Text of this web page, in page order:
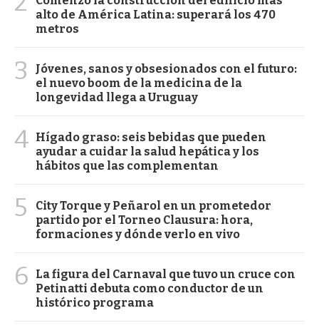
alto de América Latina: superará los 470
metros
3
Jóvenes, sanos y obsesionados con el futuro:
el nuevo boom de la medicina de la
longevidad llega a Uruguay
4 Hígado graso: seis bebidas que pueden
ayudar a cuidar la salud hepática y los
hábitos que las complementan
5
City Torque y Peñarol en un prometedor
partido por el Torneo Clausura: hora,
formaciones y dónde verlo en vivo
6
La figura del Carnaval que tuvo un cruce con
Petinatti debuta como conductor de un
histórico programa